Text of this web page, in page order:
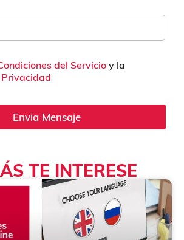
del Servicio y la
Envia Mensaje
TE INTERESE